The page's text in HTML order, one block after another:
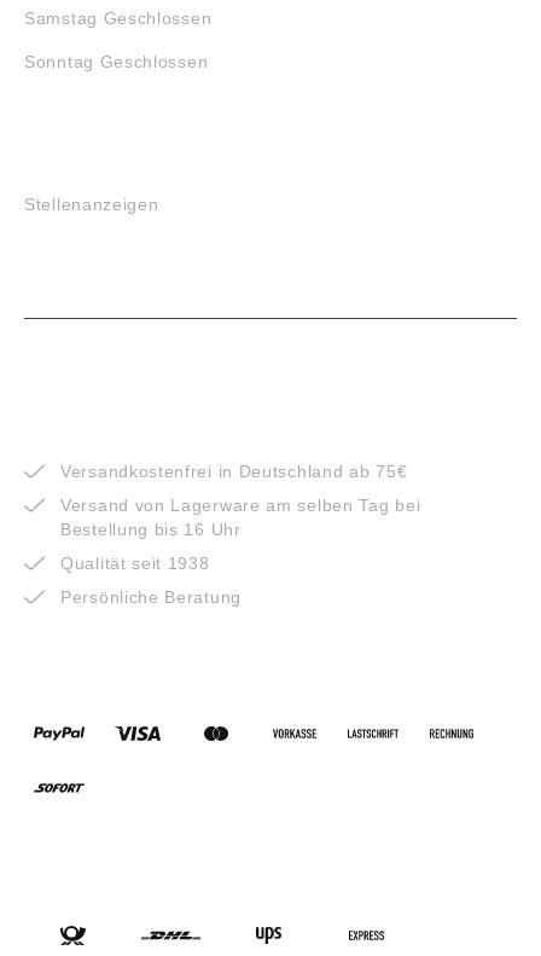
Samstag Geschlossen
Sonntag Geschlossen
Stellenanzeigen
Versandkostenfrei in Deutschland ab 75€
Versand von Lagerware am selben Tag bei
Bestellung bis 16 Uhr
Qualität seit 1938
Persönliche Beratung